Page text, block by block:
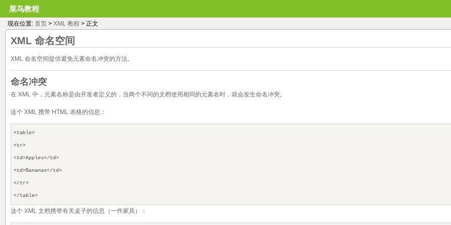
菜鸟教程
现在位置: 首页 > XML 教程 > 正文
XML 命名空间
XML 命名空间提供避免元素命名冲突的方法。
命名冲突
在 XML 中，元素名称是由开发者定义的，当两个不同的文档使用相同的元素名时，就会发生命名冲突。
这个 XML 携带 HTML 表格的信息：
<table>
<tr>
<td>Apples</td>
<td>Bananas</td>
</tr>
</table>
这个 XML 文档携带有关桌子的信息（一件家具）：